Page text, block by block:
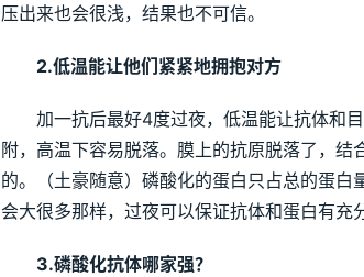
压出来也会很浅，结果也不可信。
2.低温能让他们紧紧地拥抱对方
加一抗后最好4度过夜，低温能让抗体和
附，高温下容易脱落。膜上的抗原脱落了，
的。（土豪随意）磷酸化的蛋白只占总的蛋
会大很多那样，过夜可以保证抗体和蛋白有充
3.磷酸化抗体哪家强？